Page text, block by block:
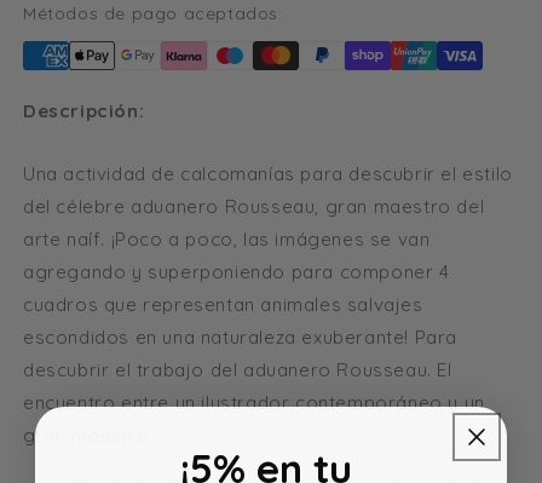
Métodos de pago aceptados:
Descripción:
Una actividad de calcomanías para descubrir el estilo
del célebre aduanero Rousseau, gran maestro del
arte naíf. ¡Poco a poco, las imágenes se van
agregando y superponiendo para componer 4
cuadros que representan animales salvajes
escondidos en una naturaleza exuberante! Para
descubrir el trabajo del aduanero Rousseau. El
encuentro entre un ilustrador contemporáneo y un
gran maestro.
¡5% en tu